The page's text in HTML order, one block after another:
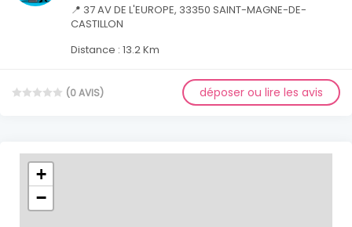
📍 37 AV DE L'EUROPE, 33350 SAINT-MAGNE-DE-
CASTILLON
Distance : 13.2 Km
(0 AVIS) déposer ou lire les avis
+
−